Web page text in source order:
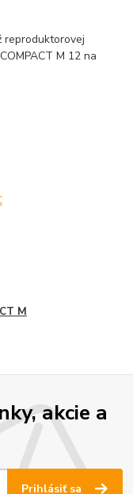
reproduktorovej
M 12 na
M
akcie a
Prihlásiť sa